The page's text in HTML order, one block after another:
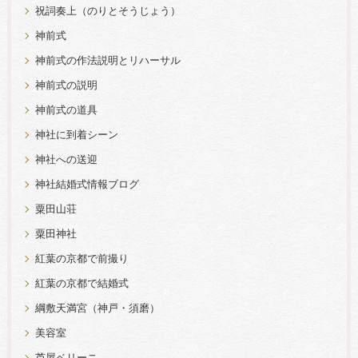
祝詞奏上（のりとそうじょう）
神前式
神前式の作法説明とリハーサル
神前式の説明
神前式の道具
神社に到着シーン
神社への送迎
神社結婚式情報ブログ
粟田山荘
粟田神社
紅葉の京都で前撮り
紅葉の京都で結婚式
綱敷天満宮（神戸・須磨）
美容室